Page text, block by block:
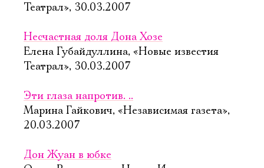
Театрал», 30.03.2007
Несчастная доля Дона Хозе
Елена Губайдуллина, «Новые известия 
Театрал», 30.03.2007
Эти глаза напротив. ..
Марина Гайкович, «Независимая газета»,
20.03.2007
Дон Жуан в юбке